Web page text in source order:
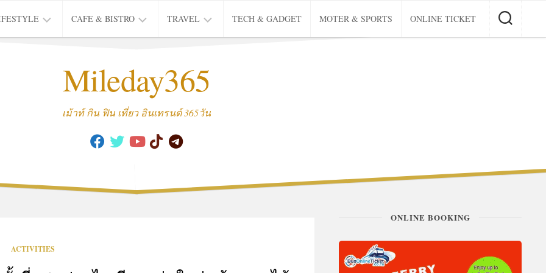
MOVIE
SERIES
CAFE & BISTRO
CAFE
TRAVEL
THAI
TRIP
TECH & GADGET MOTER & SPORTS ONLINE TICKET
Mileday365
เม้าท์ กิน ฟิน เที่ยว อินเทรนด์ 365วัน
ACTIVITIES
ONLINE BOOKING